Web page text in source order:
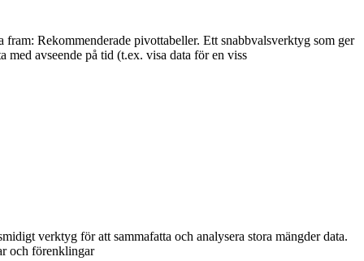
Rekommenderade pivottabeller. Ett snabbvalsverktyg som ger
avseende på tid (t.ex. visa data för en viss
verktyg för att sammafatta och analysera stora mängder data.
och förenklingar